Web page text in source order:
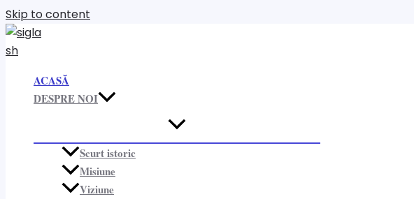
Skip to content
ACASĂ
DESPRE NOI
Scurt istoric
Misiune
Viziune